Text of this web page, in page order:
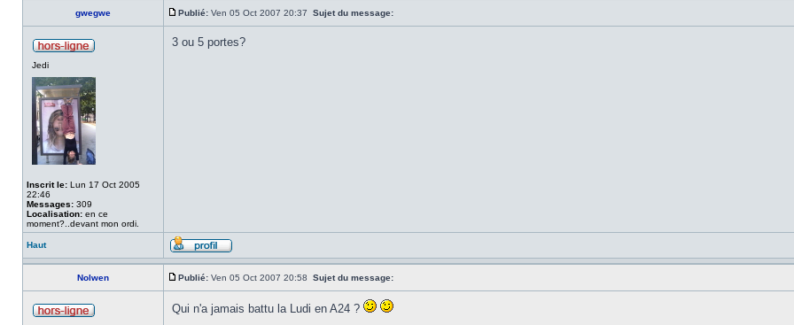
gwegwe Publié: Ven 05 Oct 2007 20:37 Sujet du message:
Jedi
Inscrit le: Lun 17 Oct 2005
22:46
Messages: 309
Localisation: en ce
moment?..devant mon ordi.
3 ou 5 portes?
Haut
Nolwen Publié: Ven 05 Oct 2007 20:58 Sujet du message:
Qui n'a jamais battu la Ludi en A24 ?